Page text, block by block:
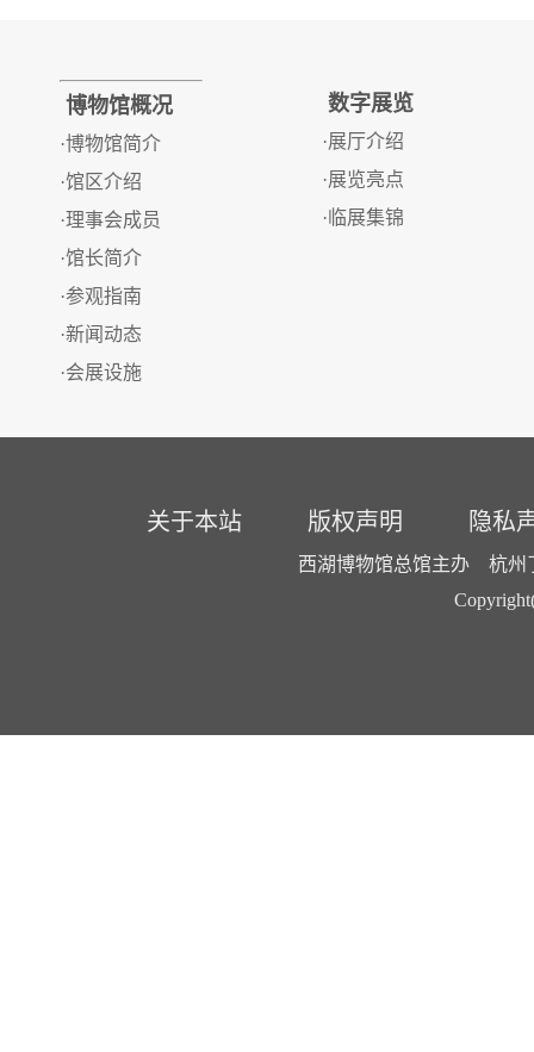
博物馆概况
·博物馆简介
·馆区介绍
·理事会成员
·馆长简介
·参观指南
·新闻动态
·会展设施
数字展览
·展厅介绍
·展览亮点
·临展集锦
关于本站 版权声明 隐私
西湖博物馆总馆主办 杭州